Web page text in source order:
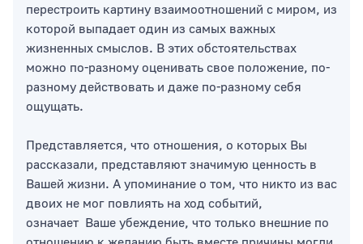
перестроить картину взаимоотношений с миром, из
которой выпадает один из самых важных
жизненных смыслов. В этих обстоятельствах
можно по-разному оценивать свое положение, по-
разному действовать и даже по-разному себя
ощущать.
Представляется, что отношения, о которых Вы
рассказали, представляют значимую ценность в
Вашей жизни. А упоминание о том, что никто из вас
двоих не мог повлиять на ход событий,
означает Ваше убеждение, что только внешние по